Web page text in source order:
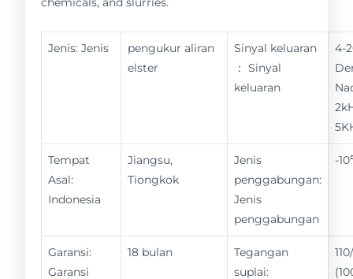
Jenis: Jenis
pengukur aliran
elster
Sinyal keluaran
： Sinyal
keluaran
4-
Tempat
Asal:
Indonesia
Jiangsu,
Tiongkok
Jenis
penggabungan:
Jenis
penggabungan
-
Garansi:
Garansi
18 bulan
Tegangan
suplai: